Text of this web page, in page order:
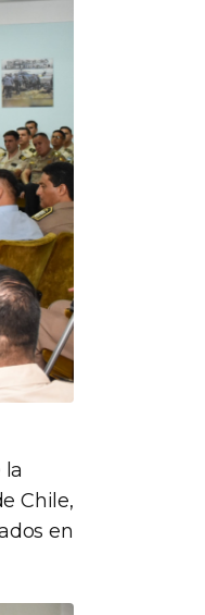
la
Chile,
en